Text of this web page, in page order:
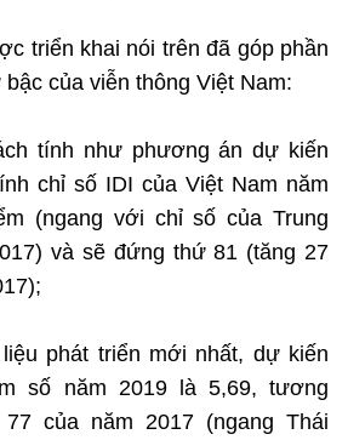
triển khai nói trên đã góp phần
của viễn thông Việt Nam:
tính như phương án dự kiến
chỉ số IDI của Việt Nam năm
(ngang với chỉ số của Trung
và sẽ đứng thứ 81 (tăng 27
phát triển mới nhất, dự kiến
số năm 2019 là 5,69, tương
của năm 2017 (ngang Thái